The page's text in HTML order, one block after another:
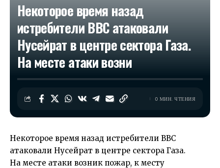
Некоторое время назад
истребители ВВС атаковали
Нусейрат в центре сектора Газа.
На месте атаки возни
0 МИН. ЧТЕНИЯ
Некоторое время назад истребители ВВС
атаковали Нусейрат в центре сектора Газа.
На месте атаки возник пожар, к месту